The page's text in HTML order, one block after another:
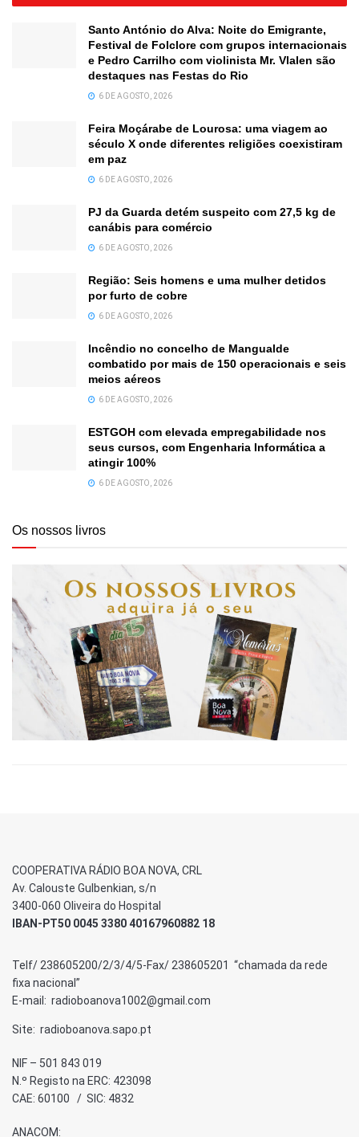
Santo António do Alva: Noite do Emigrante,
Festival de Folclore com grupos internacionais
e Pedro Carrilho com violinista Mr. Vlalen são
destaques nas Festas do Rio
6 DE AGOSTO, 2026
Feira Moçárabe de Lourosa: uma viagem ao
século X onde diferentes religiões coexistiram
em paz
6 DE AGOSTO, 2026
PJ da Guarda detém suspeito com 27,5 kg de
canábis para comércio
6 DE AGOSTO, 2026
Região: Seis homens e uma mulher detidos
por furto de cobre
6 DE AGOSTO, 2026
Incêndio no concelho de Mangualde
combatido por mais de 150 operacionais e seis
meios aéreos
6 DE AGOSTO, 2026
ESTGOH com elevada empregabilidade nos
seus cursos, com Engenharia Informática a
atingir 100%
6 DE AGOSTO, 2026
Os nossos livros
COOPERATIVA RÁDIO BOA NOVA, CRL
Av. Calouste Gulbenkian, s/n
3400-060 Oliveira do Hospital
IBAN-PT50 0045 3380 40167960882 18
Telf/ 238605200/2/3/4/5-Fax/ 238605201 “chamada da rede
fixa nacional”
E-mail: radioboanova1002@gmail.com
Site: radioboanova.sapo.pt
NIF – 501 843 019
N.º Registo na ERC: 423098
CAE: 60100 / SIC: 4832
ANACOM: